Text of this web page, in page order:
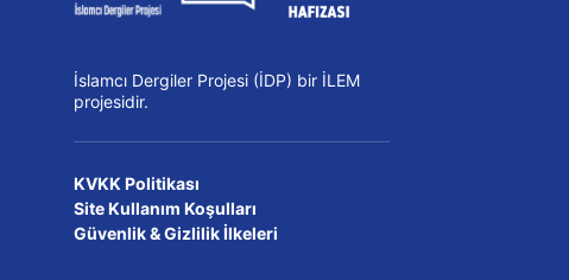
İslamcı Dergiler Projesi (İDP) bir İLEM
projesidir.
KVKK Politikası
Site Kullanım Koşulları
Güvenlik & Gizlilik İlkeleri